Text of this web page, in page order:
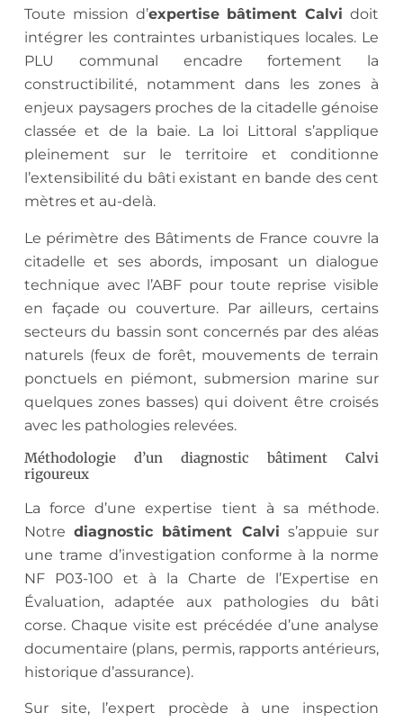
Toute mission d’expertise bâtiment Calvi doit
intégrer les contraintes urbanistiques locales. Le
PLU communal encadre fortement la
constructibilité, notamment dans les zones à
enjeux paysagers proches de la citadelle génoise
classée et de la baie. La loi Littoral s’applique
pleinement sur le territoire et conditionne
l’extensibilité du bâti existant en bande des cent
mètres et au-delà.
Le périmètre des Bâtiments de France couvre la
citadelle et ses abords, imposant un dialogue
technique avec l’ABF pour toute reprise visible
en façade ou couverture. Par ailleurs, certains
secteurs du bassin sont concernés par des aléas
naturels (feux de forêt, mouvements de terrain
ponctuels en piémont, submersion marine sur
quelques zones basses) qui doivent être croisés
avec les pathologies relevées.
Méthodologie d’un diagnostic bâtiment Calvi
rigoureux
La force d’une expertise tient à sa méthode.
Notrediagnostic bâtiment Calvi s’appuie sur
une trame d’investigation conforme à la norme
NF P03-100 et à la Charte de l’Expertise en
Évaluation, adaptée aux pathologies du bâti
corse. Chaque visite est précédée d’une analyse
documentaire (plans, permis, rapports antérieurs,
historique d’assurance).
Sur site, l’expert procède à une inspection